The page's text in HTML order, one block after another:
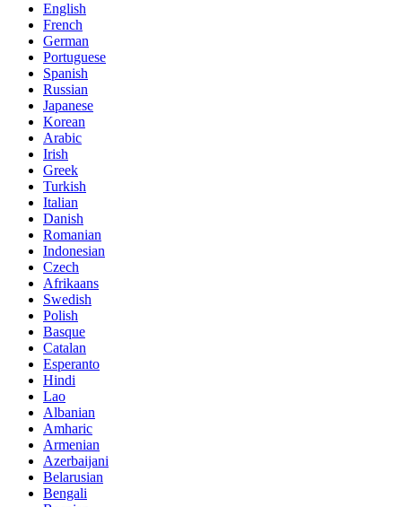
English
French
German
Portuguese
Spanish
Russian
Japanese
Korean
Arabic
Irish
Greek
Turkish
Italian
Danish
Romanian
Indonesian
Czech
Afrikaans
Swedish
Polish
Basque
Catalan
Esperanto
Hindi
Lao
Albanian
Amharic
Armenian
Azerbaijani
Belarusian
Bengali